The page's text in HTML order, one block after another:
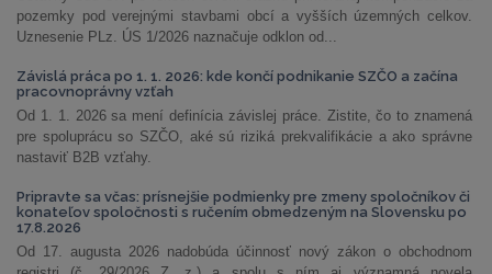
pozemky pod verejnými stavbami obcí a vyšších územných celkov.
Uznesenie PLz. ÚS 1/2026 naznačuje odklon od...
Závislá práca po 1. 1. 2026: kde končí podnikanie SZČO a začína
pracovnoprávny vzťah
Od 1. 1. 2026 sa mení definícia závislej práce. Zistite, čo to znamená
pre spoluprácu so SZČO, aké sú riziká prekvalifikácie a ako správne
nastaviť B2B vzťahy.
Pripravte sa včas: prísnejšie podmienky pre zmeny spoločníkov či
konateľov spoločnosti s ručením obmedzeným na Slovensku po
17.8.2026
Od 17. augusta 2026 nadobúda účinnosť nový zákon o obchodnom